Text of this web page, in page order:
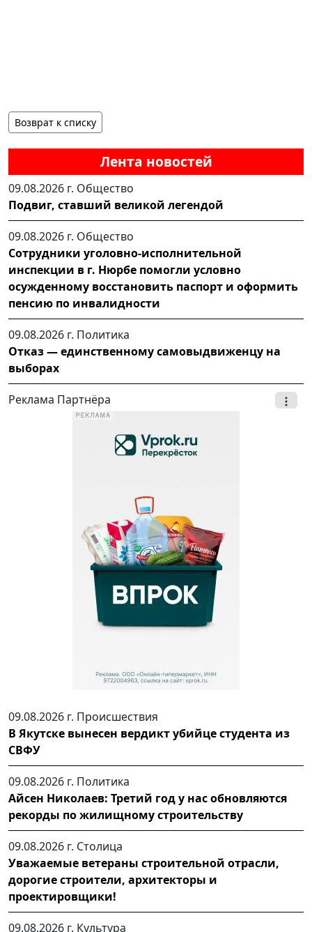
Лента новостей
09.08.2026 г. Общество
Подвиг, ставший великой легендой
09.08.2026 г. Общество
Сотрудники уголовно-исполнительной
инспекции в г. Нюрбе помогли условно
осужденному восстановить паспорт и оформить
пенсию по инвалидности
09.08.2026 г. Политика
Отказ — единственному самовыдвиженцу на
выборах
Реклама Партнёра
09.08.2026 г. Происшествия
В Якутске вынесен вердикт убийце студента из
СВФУ
09.08.2026 г. Политика
Айсен Николаев: Третий год у нас обновляются
рекорды по жилищному строительству
09.08.2026 г. Столица
Уважаемые ветераны строительной отрасли,
дорогие строители, архитекторы и
проектировщики!
09.08.2026 г. Культура
Возврат к списку